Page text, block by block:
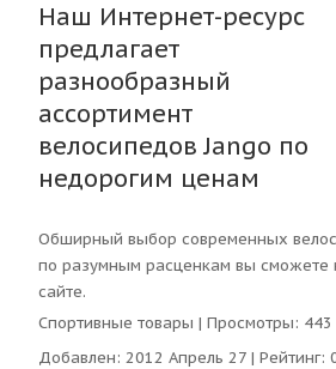
Наш Интернет-ресурс
предлагает
разнообразный
ассортимент
велосипедов Jango по
недорогим ценам
Обширный выбор современных
по разумным расценкам вы сможете
сайте.
Спортивные товары | Просмотры: 443
Добавлен: 2012 Апрель 27 | Рейтинг: